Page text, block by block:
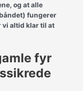
og at alle
fungerer
vi altid klar til at
fyr